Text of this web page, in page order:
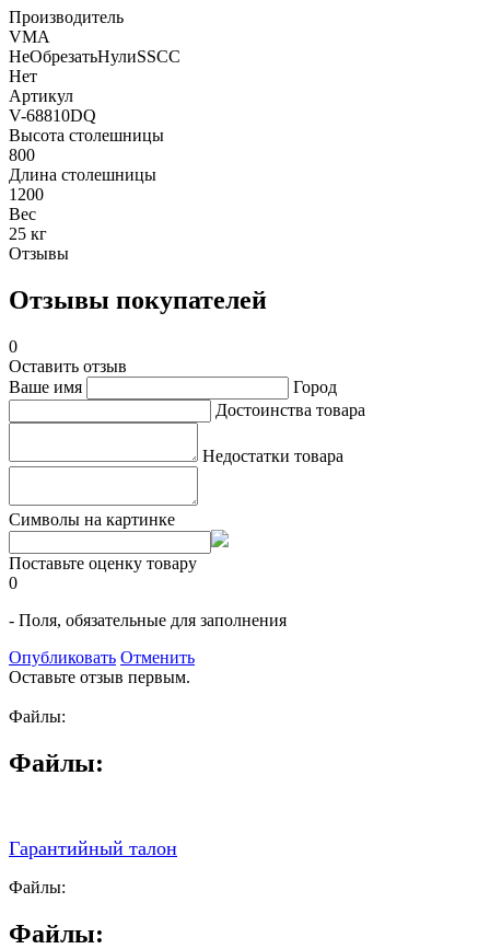
Производитель
VMA
НеОбрезатьНулиSSCC
Нет
Артикул
V-68810DQ
Высота столешницы
800
Длина столешницы
1200
Вес
25 кг
Отзывы
Отзывы покупателей
0
Оставить отзыв
Ваше имя
Город
Достоинства товара
Недостатки товара
Символы на картинке
Поставьте оценку товару
0
- Поля, обязательные для заполнения
Опубликовать Отменить
Оставьте отзыв первым.
Файлы:
Файлы:
Гарантийный талон
Файлы:
Файлы: